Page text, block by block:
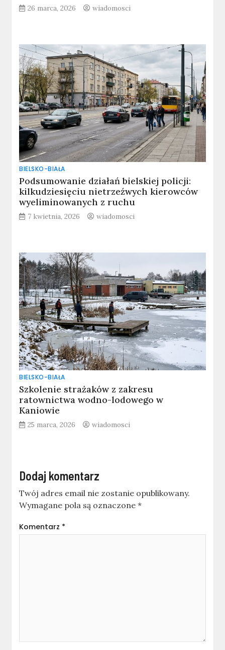
26 marca, 2026 wiadomosci
BIELSKO-BIAŁA
Podsumowanie działań bielskiej policji:
kilkudziesięciu nietrzeźwych kierowców
wyeliminowanych z ruchu
7 kwietnia, 2026 wiadomosci
BIELSKO-BIAŁA
Szkolenie strażaków z zakresu
ratownictwa wodno-lodowego w
Kaniowie
25 marca, 2026 wiadomosci
Dodaj komentarz
Twój adres email nie zostanie opublikowany.
Wymagane pola są oznaczone*
Komentarz *